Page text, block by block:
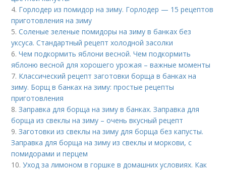
4. Горлодер из помидор на зиму. Горлодер — 15 рецептов
приготовления на зиму
5.Соленые зеленые помидоры на зиму в банках без
уксуса. Стандартный рецепт холодной засолки
6.Чем подкормить яблони весной. Чем подкормить
яблоню весной для хорошего урожая – важные моменты
7. Классический рецепт заготовки борща в банках на
зиму. Борщ в банках на зиму: простые рецепты
приготовления
8.Заправка для борща на зиму в банках. Заправка для
борща из свеклы на зиму – очень вкусный рецепт
9.Заготовки из свеклы на зиму для борща без капусты.
Заправка для борща на зиму из свеклы и моркови, с
помидорами и перцем
10.Уход за лимоном в горшке в домашних условиях. Как